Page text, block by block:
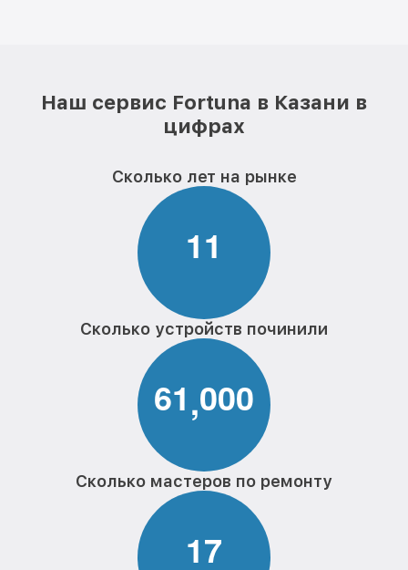
Наш сервис Fortuna в Казани в
цифрах
Сколько лет на рынке
11
Сколько устройств починили
61,000
Сколько мастеров по ремонту
17